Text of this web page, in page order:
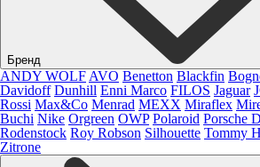
Бренд
ANDY WOLF AVO Benetton Blackfin
Davidoff Dunhill Enni Marco FILOS Jaguar
Rossi Max&Co Menrad MEXX Miraflex
Buchi Nike Orgreen OWP Polaroid Porsche
Rodenstock Roy Robson Silhouette Tommy
Zitrone